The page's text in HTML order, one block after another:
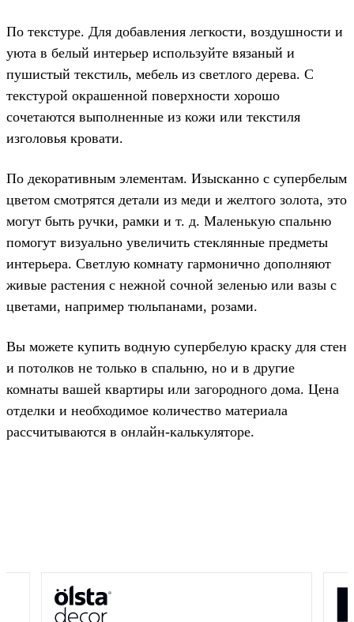
По текстуре. Для добавления легкости, воздушности и
уюта в белый интерьер используйте вязаный и
пушистый текстиль, мебель из светлого дерева. С
текстурой окрашенной поверхности хорошо
сочетаются выполненные из кожи или текстиля
изголовья кровати.
По декоративным элементам. Изысканно с супербелым
цветом смотрятся детали из меди и желтого золота, это
могут быть ручки, рамки и т. д. Маленькую спальню
помогут визуально увеличить стеклянные предметы
интерьера. Светлую комнату гармонично дополняют
живые растения с нежной сочной зеленью или вазы с
цветами, например тюльпанами, розами.
Вы можете купить водную супербелую краску для стен
и потолков не только в спальню, но и в другие
комнаты вашей квартиры или загородного дома. Цена
отделки и необходимое количество материала
рассчитываются в онлайн-калькуляторе.